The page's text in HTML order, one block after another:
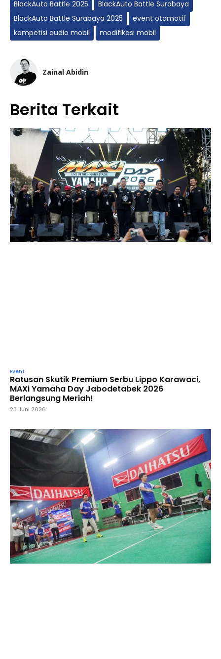
BlackAuto Battle 2025
BlackAuto Battle Surabaya
BlackAuto Battle Surabaya 2025
event otomotif
kompetisi audio mobil
modifikasi mobil
Zainal Abidin
Berita Terkait
Event
Ratusan Skutik Premium Serbu Lippo Karawaci,
MAXi Yamaha Day Jabodetabek 2026
Berlangsung Meriah!
23 Juni 2026